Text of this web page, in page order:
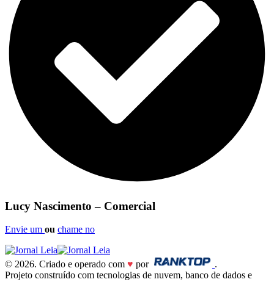
Lucy Nascimento – Comercial
Envie um ou chame no
© 2026. Criado e operado com ♥ por
.
Projeto construído com tecnologias de nuvem, banco de dados e